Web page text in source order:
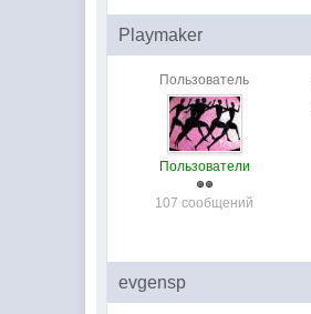
Playmaker
Пользователь
Пользователи
107 сообщений
evgensp